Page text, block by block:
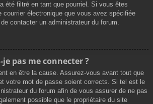
été filtré en tant que pourriel. Si vous êtes
courrier électronique que vous avez spécifiée
contacter un administrateur du forum.
pas me connecter ?
en être la cause. Assurez-vous avant tout que
votre mot de passe soient corrects. Si tel est le
du forum afin de vous assurer de ne pas
possible que le propriétaire du site